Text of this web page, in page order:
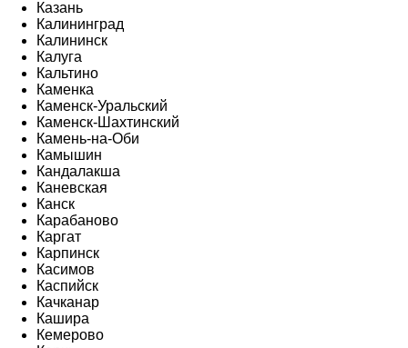
Казань
Калининград
Калининск
Калуга
Кальтино
Каменка
Каменск-Уральский
Каменск-Шахтинский
Камень-на-Оби
Камышин
Кандалакша
Каневская
Канск
Карабаново
Каргат
Карпинск
Касимов
Каспийск
Качканар
Кашира
Кемерово